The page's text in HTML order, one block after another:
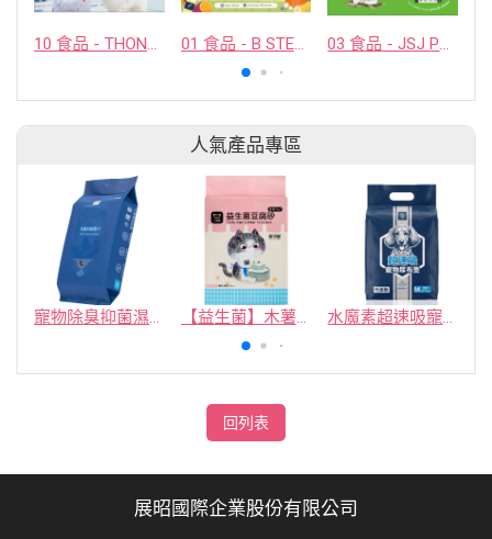
10 食品 - THONGLOR PET HOSJPITAL CO., LTD. 01 食品 - B STELLAR COMPANY LIMITED 03 食品 - JSJ PET PRODUCTS COMPANY LIMITED
人氣產品專區
寵物除臭抑菌濕紙巾／30抽／無味【4包100】 【益生菌】木薯豆腐砂/豆腐砂 (1包最低$119起)抽貓砂機 水魔素超速吸寵物尿布墊買1送1
回列表
展昭國際企業股份有限公司